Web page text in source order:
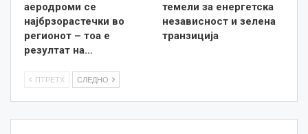
аеродроми се
најбрзорастечки во
регионот – тоа е
резултат на…
темели за енергетска
независност и зелена
транзиција
ПТРЕТХ СЛЕДНО